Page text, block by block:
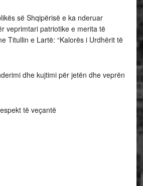
së Shqipërisë e ka nderuar
veprimtari patriotike e merita të
Titullin e Lartë: “Kalorës i Urdhërit të
dhe kujtimi për jetën dhe veprën
të veçantë